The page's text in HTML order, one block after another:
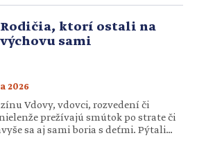
bližšie túto zaujímavú dvojicu.
seminári Otcovo […]
Rodičia, ktorí ostali na
výchovu sami
2026
Vdovy, vdovci, rozvedení či
prežívajú smútok po strate či
sa aj sami boria s deťmi. Pýtali